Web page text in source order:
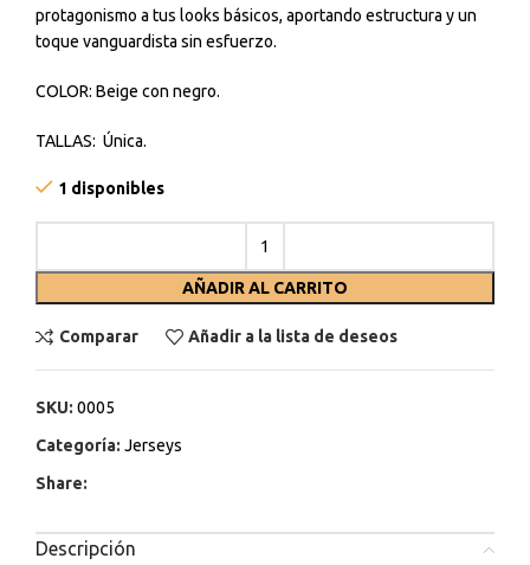
protagonismo a tus looks básicos, aportando estructura y un
toque vanguardista sin esfuerzo.
COLOR: Beige con negro.
TALLAS: Única.
1 disponibles
AÑADIR AL CARRITO
Comparar Añadir a la lista de deseos
SKU: 0005
Categoría: Jerseys
Share:
Descripción